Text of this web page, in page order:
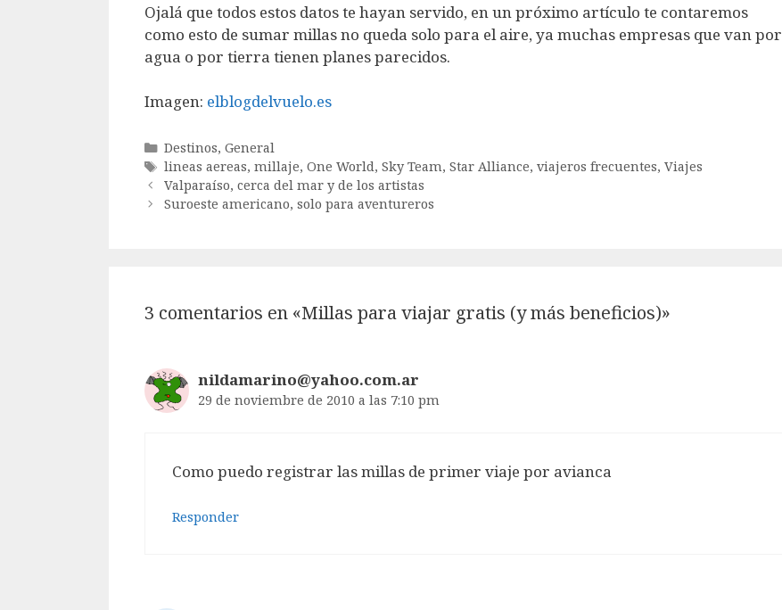
Ojalá que todos estos datos te hayan servido, en un próximo artículo te contaremos
como esto de sumar millas no queda solo para el aire, ya muchas empresas que van por
agua o por tierra tienen planes parecidos.
Imagen: elblogdelvuelo.es
Categorías
Destinos, General
Etiquetas
lineas aereas, millaje, One World, Sky Team, Star Alliance, viajeros frecuentes, Viajes
Valparaíso, cerca del mar y de los artistas
Suroeste americano, solo para aventureros
3 comentarios en «Millas para viajar gratis (y más beneficios)»
nildamarino@yahoo.com.ar
29 de noviembre de 2010 a las 7:10 pm
Como puedo registrar las millas de primer viaje por avianca
Responder